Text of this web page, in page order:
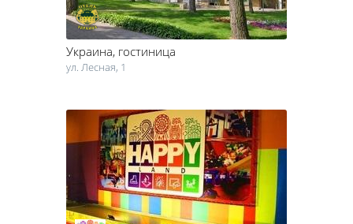
Украина, гостиница
ул. Лесная, 1